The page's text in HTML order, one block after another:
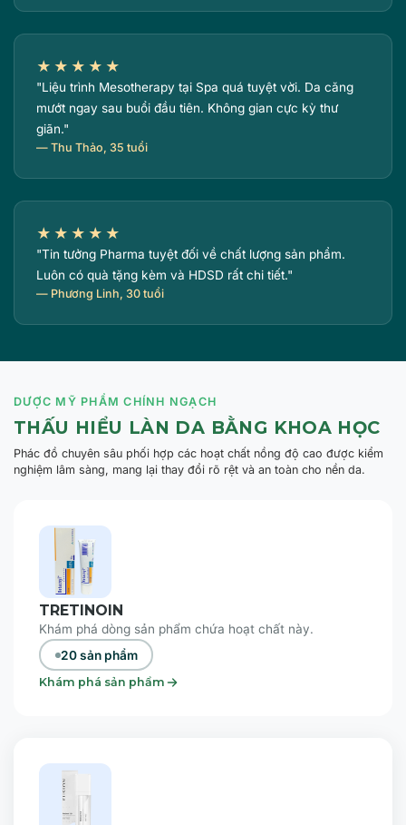
★★★★★
"Liệu trình Mesotherapy tại Spa quá tuyệt vời. Da căng
mướt ngay sau buổi đầu tiên. Không gian cực kỳ thư
giãn."
— Thu Thảo, 35 tuổi
★★★★★
"Tin tưởng Pharma tuyệt đối về chất lượng sản phẩm.
Luôn có quà tặng kèm và HDSD rất chi tiết."
— Phương Linh, 30 tuổi
DƯỢC MỸ PHẨM CHÍNH NGẠCH
THẤU HIỂU LÀN DA BẰNG KHOA HỌC
Phác đồ chuyên sâu phối hợp các hoạt chất nồng độ cao được kiểm
nghiệm lâm sàng, mang lại thay đổi rõ rệt và an toàn cho nền da.
TRETINOIN
Khám phá dòng sản phẩm chứa hoạt chất này.
20 sản phẩm
Khám phá sản phẩm